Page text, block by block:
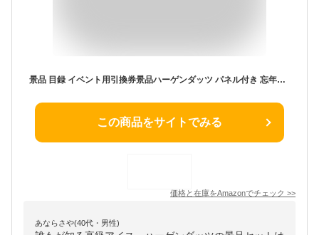
景品 目録 イベント用引換券景品ハーゲンダッツ パネル付き 忘年会や新年会、結婚式、ビンゴ景品に使える (A4ラミネートパネル)
この商品をサイトでみる
価格と在庫をAmazonでチェック >>
あならさや(40代・男性)